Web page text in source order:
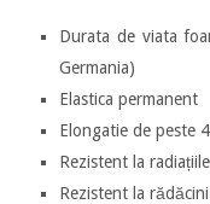
Durata de viata
Germania)
Elastica permanent
Elongatie de peste
Rezistent la
Rezistent la